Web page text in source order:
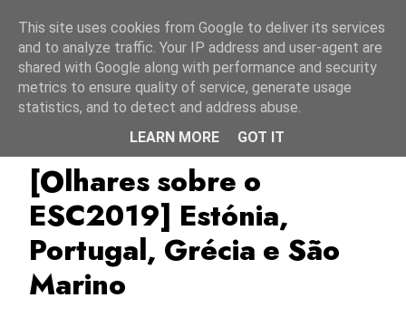
Estónia Grécia
[Olhares sobre o
ESC2019] Estónia,
Portugal, Grécia e São
Marino
This site uses cookies from Google to deliver its services
and to analyze traffic. Your IP address and user-agent are
shared with Google along with performance and security
metrics to ensure quality of service, generate usage
statistics, and to detect and address abuse.
LEARN MORE
GOT IT